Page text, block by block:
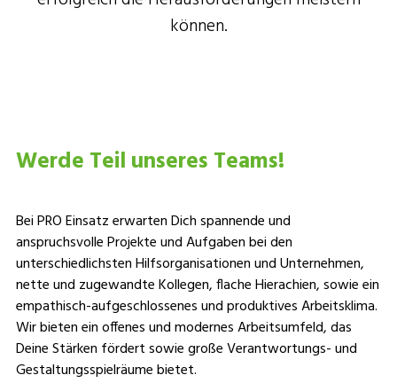
können.
Werde Teil unseres Teams!
Bei PRO Einsatz erwarten Dich spannende und
anspruchsvolle Projekte und Aufgaben bei den
unterschiedlichsten Hilfsorganisationen und Unternehmen,
nette und zugewandte Kollegen, flache Hierachien, sowie ein
empathisch-aufgeschlossenes und produktives Arbeitsklima.
Wir bieten ein offenes und modernes Arbeitsumfeld, das
Deine Stärken fördert sowie große Verantwortungs- und
Gestaltungsspielräume bietet.